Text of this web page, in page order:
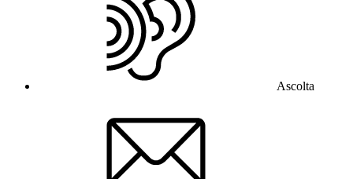
Ascolta